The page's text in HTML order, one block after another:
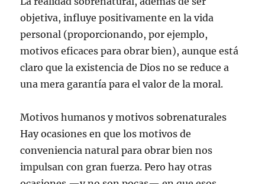
objetiva, influye positivamente en la vida
personal (proporcionando, por ejemplo,
motivos eficaces para obrar bien), aunque está
claro que la existencia de Dios no se reduce a
una mera garantía para el valor de la moral.
Motivos humanos y motivos sobrenaturales
Hay ocasiones en que los motivos de
conveniencia natural para obrar bien nos
impulsan con gran fuerza. Pero hay otras